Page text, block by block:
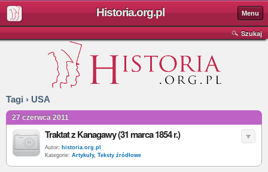
Historia.org.pl Menu
Szukaj
Tagi › USA
27 czerwca 2011
Traktat z Kanagawy (31 marca 1854 r.)
Autor: historia.org.pl
Kategorie: Artykuły, Teksty źródłowe